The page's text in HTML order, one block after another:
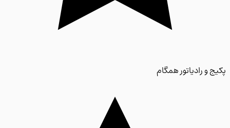
و رادیاتور همگام